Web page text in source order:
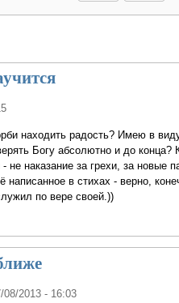
находить радость? Имею в
Богу абсолютно и до конца?
не наказание за грехи, за новые
написанное в стихах - верно,
по вере своей.))
08/2013 - 16:03